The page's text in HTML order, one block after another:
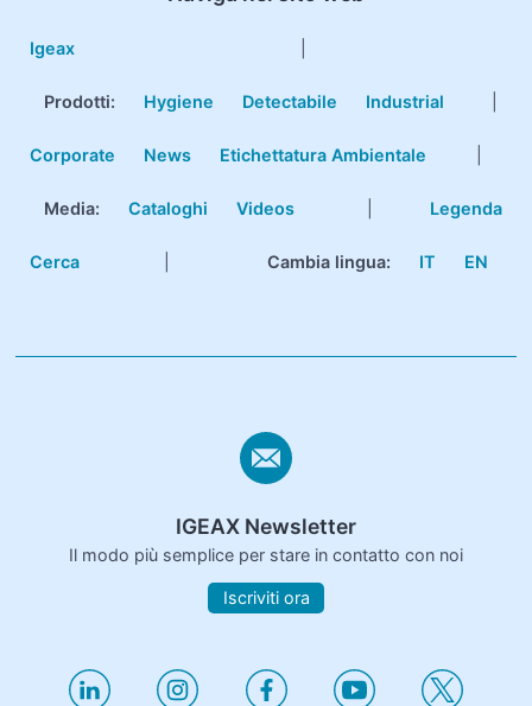
Igeax
Prodotti: Hygiene Detectabile Industrial
Corporate News Etichettatura Ambientale
Media: Cataloghi Videos Legenda
Cerca Cambia lingua: IT EN
IGEAX Newsletter
Il modo più semplice per stare in contatto con noi
Iscriviti ora